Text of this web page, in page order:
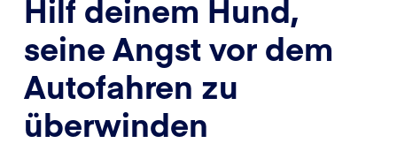
Hilf deinem Hund,
seine Angst vor dem
Autofahren zu
überwinden